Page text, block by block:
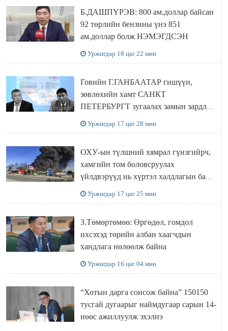
Б.ДАШПҮРЭВ: 800 ам.доллар байсан
92 төрлийн бензины үнэ 851
ам.доллар болж НЭМЭГДСЭН
Уржигдар 18 цаг 22 мин
Говийн Г.ГАНБААТАР гишүүн,
зөвлөхийн хамт САНКТ
ПЕТЕРБУРГТ зугаалах замын зардлаа
Уржигдар 17 цаг 28 мин
ОХУ-ын түлшний хямрал гүнзгийрч,
хамгийн том боловсруулах
үйлдвэрүүд нь хүртэл халдлагын бай
Уржигдар 17 цаг 25 мин
З.Төмөртөмөө: Өргөдөл, гомдол
ихсэхэд төрийн албан хаагчдын
хандлага нөлөөлж байна
Уржигдар 16 цаг 04 мин
“Хотын дарга сонсож байна” 150150
тусгай дугаарыг наймдугаар сарын 14-
нөөс ажиллуулж эхэлнэ